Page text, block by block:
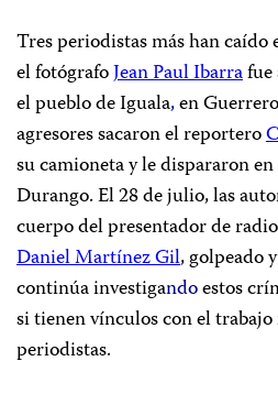
Tres periodistas más han caído
el fotógrafoJean Paul Ibarra
el pueblo de Iguala,en
agresores sacaron el reportero
su camioneta y le dispararon
Durango. El 28 de julio, las
cuerpo del presentador de
Daniel Martínez Gil, golpeado
continúa investigandoestos
si tienen vínculos con el
periodistas.